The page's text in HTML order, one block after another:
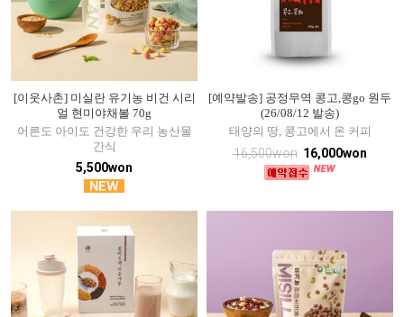
[이웃사촌] 미실란 유기농 비건 시리
얼 현미야채볼 70g
어른도 아이도 건강한 우리 농산물
간식
5,500won
[예약발송] 공정무역 콩고,콩go 원두
(26/08/12 발송)
태양의 땅, 콩고에서 온 커피
16,500won 16,000won